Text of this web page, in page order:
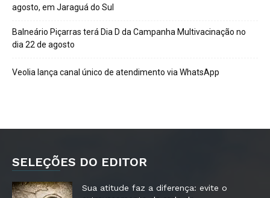
agosto, em Jaraguá do Sul
Balneário Piçarras terá Dia D da Campanha Multivacinação no
dia 22 de agosto
Veolia lança canal único de atendimento via WhatsApp
SELEÇÕES DO EDITOR
Sua atitude faz a diferença: evite o